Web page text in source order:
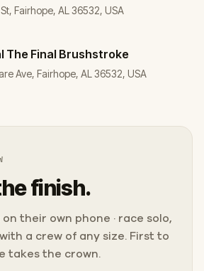
Fairhope, AL 36532, USA
The Final Brushstroke
Ave, Fairhope, AL 36532, USA
finish.
their own phone · race solo,
a crew of any size. First to
takes the crown.